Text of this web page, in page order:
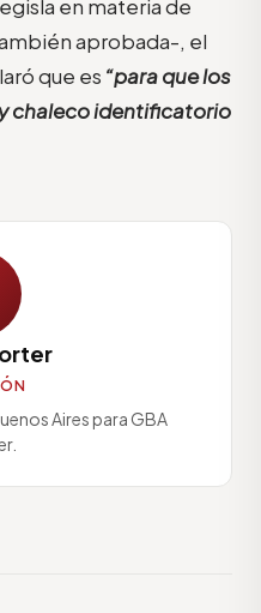
en materia de
aprobada-, el
que es “para que los
chaleco identificatorio
Aires para GBA